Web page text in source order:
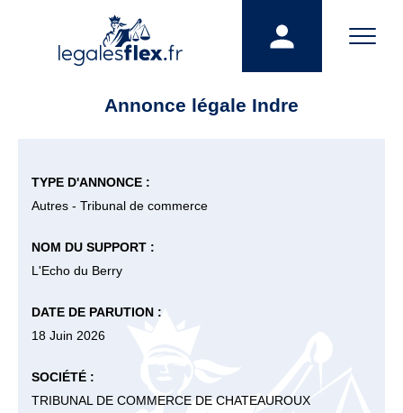
Annonce légale Indre
TYPE D'ANNONCE :
Autres - Tribunal de commerce
NOM DU SUPPORT :
L'Echo du Berry
DATE DE PARUTION :
18 Juin 2026
SOCIÉTÉ :
TRIBUNAL DE COMMERCE DE CHATEAUROUX